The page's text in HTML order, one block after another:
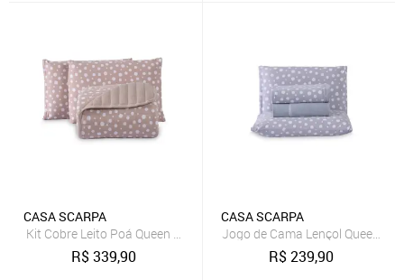
CASA SCARPA
Kit Cobre Leito Poá Queen 100% Algodão Colcha 3 Peças Estampa
R$339,90
CASA SCARPA
Jogo de Cama Lençol Queen
R$239,90